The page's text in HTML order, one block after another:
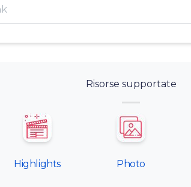
Risorse supportate
Highlights Photo